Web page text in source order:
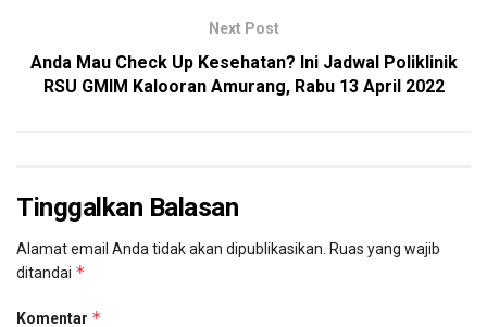
Next Post
Anda Mau Check Up Kesehatan? Ini Jadwal Poliklinik
RSU GMIM Kalooran Amurang, Rabu 13 April 2022
Tinggalkan Balasan
Alamat email Anda tidak akan dipublikasikan. Ruas yang wajib
ditandai *
Komentar *